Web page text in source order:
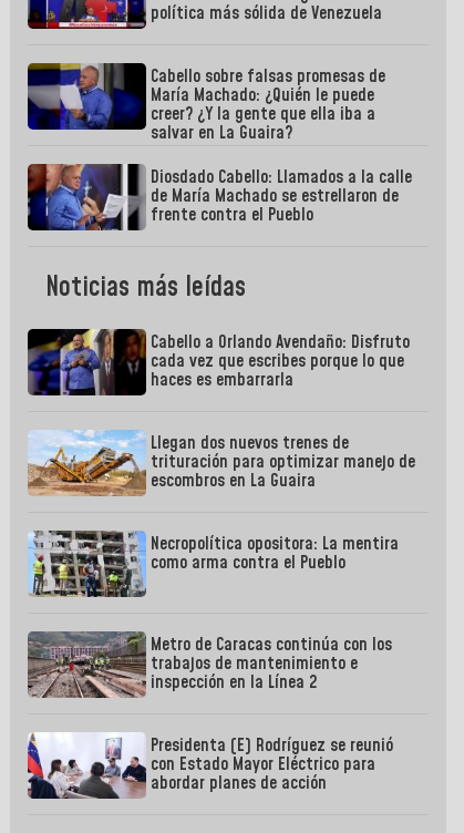
política más sólida de Venezuela
Cabello sobre falsas promesas de
María Machado: ¿Quién le puede
creer? ¿Y la gente que ella iba a
salvar en La Guaira?
Diosdado Cabello: Llamados a la calle
de María Machado se estrellaron de
frente contra el Pueblo
Noticias más leídas
Cabello a Orlando Avendaño: Disfruto
cada vez que escribes porque lo que
haces es embarrarla
Llegan dos nuevos trenes de
trituración para optimizar manejo de
escombros en La Guaira
Necropolítica opositora: La mentira
como arma contra el Pueblo
Metro de Caracas continúa con los
trabajos de mantenimiento e
inspección en la Línea 2
Presidenta (E) Rodríguez se reunió
con Estado Mayor Eléctrico para
abordar planes de acción